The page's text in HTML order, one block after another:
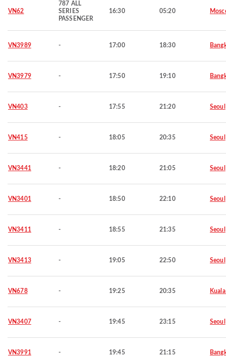
VN62
787 ALL
SERIES
PASSENGER
16:30 05:20
VN3989 - 17:00 18:30
VN3979 - 17:50 19:10
VN403 - 17:55 21:20 Seoul
VN415 - 18:05 20:35 Seoul
VN3441 - 18:20 21:05 Seoul
VN3401 - 18:50 22:10 Seoul
VN3411 - 18:55 21:35 Seoul
VN3413 - 19:05 22:50 Seoul
VN678 - 19:25 20:35
VN3407 - 19:45 23:15 Seoul
VN3991 - 19:45 21:15